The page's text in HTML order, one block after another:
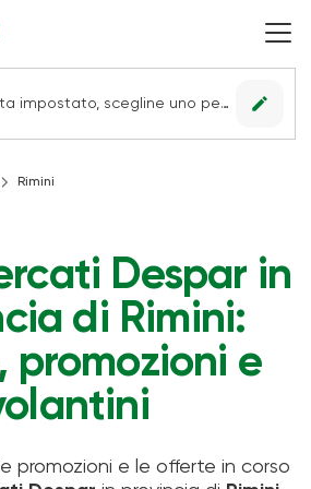
Nessun punto vendita impostato, scegline uno per vedere le offerte. edit
Rimini
Despar in
di Rimini:
promozioni e
promozioni e le offerte in corso